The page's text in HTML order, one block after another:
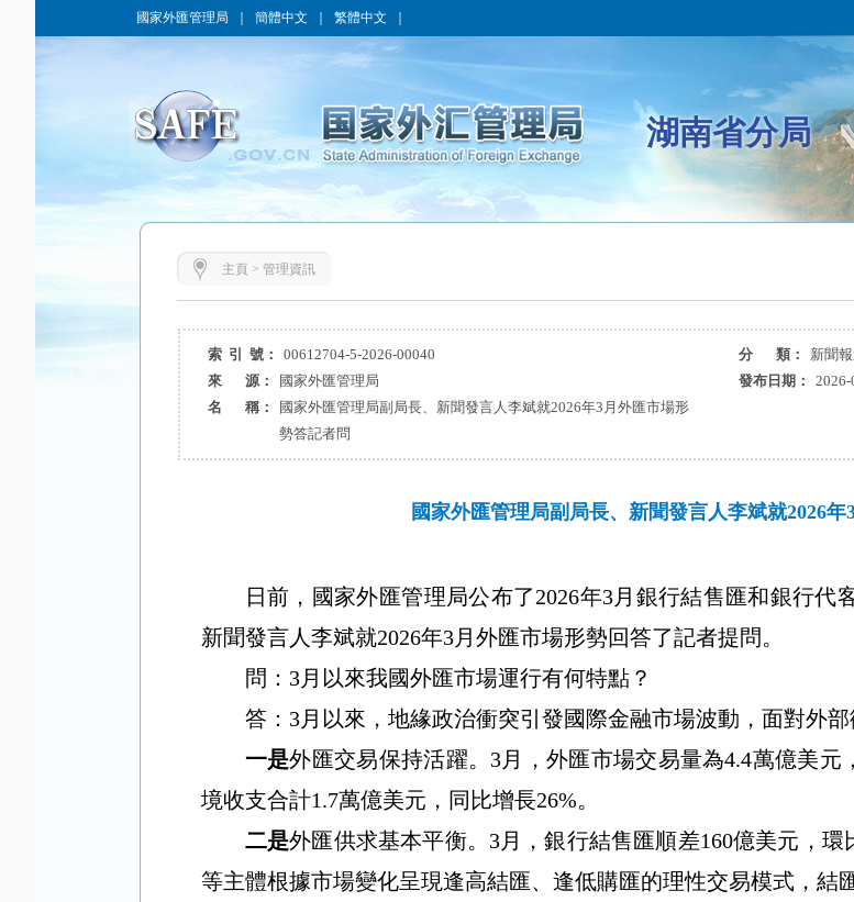
國家外匯管理局 簡體中文 繁體中文
湖南省分局
主頁 > 管理資訊
索 引 號： 00612704-5-2026-00040 分 類：
新聞
來 源：
國家外匯管理局 發布日期：
2026-
名 稱：
國家外匯管理局副局長、新聞發言人李斌就2026年3月外匯市場形
勢答記者問
國家外匯管理局副局長、新聞發言人李斌就2026
日前，國家外匯管理局公布了2026年3月銀行結售匯和銀行代
新聞發言人李斌就2026年3月外匯市場形勢回答了記者提問。
問： 3月以來我國外匯市場運行有何特點？
答： 3月以來，地緣政治衝突引發國際金融市場波動，面對外
一是外匯交易保持活躍。 3月，外匯市場交易量為4.4萬億美元
境收支合計1.7萬億美元，同比增長26%。
二是外匯供求基本平衡。 3月，銀行結售匯順差160億美元，環
等主體根據市場變化呈現逢高結匯、逢低購匯的理性交易模式，結